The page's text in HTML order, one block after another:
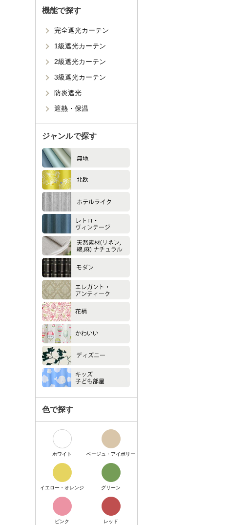
機能で探す
完全遮光カーテン
1級遮光カーテン
2級遮光カーテン
3級遮光カーテン
防炎遮光
遮熱・保温
ジャンルで探す
色で探す
ホワイト ベージュ・アイボリー
イエロー・オレンジ グリーン
ピンク レッド